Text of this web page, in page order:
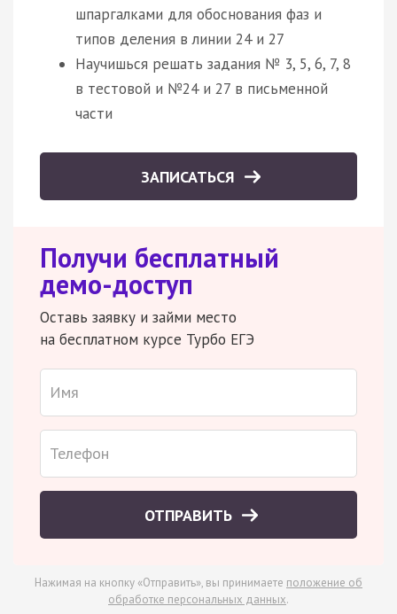
шпаргалками для обоснования фаз и
типов деления в линии 24 и 27
Научишься решать задания № 3, 5, 6, 7, 8
в тестовой и №24 и 27 в письменной
части
ЗАПИСАТЬСЯ
Получи бесплатный
демо-доступ
Оставь заявку и займи место
на бесплатном курсе Турбо ЕГЭ
ОТПРАВИТЬ
Нажимая на кнопку «Отправить», вы принимаете положение об
обработке персональных данных.